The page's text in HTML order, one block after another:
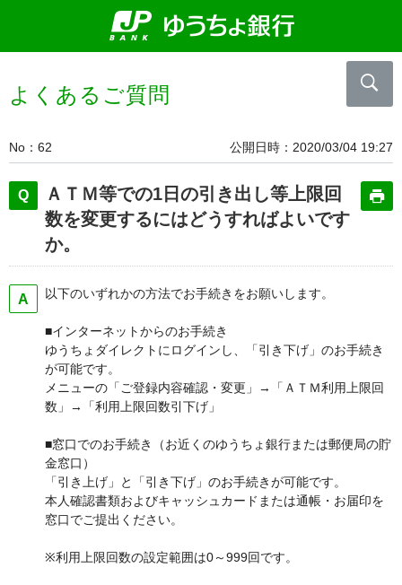
よくあるご質問
No 62 公開日時 2020/03/04 19:27
ＡＴＭ等での1日の引き出し等上限回
数を変更するにはどうすればよいです
か。
以下のいずれかの方法でお手続きをお願いします。
■インターネットからのお手続き
ゆうちょダイレクトにログインし、「引き下げ」のお手続き
が可能です。
メニューの「ご登録内容確認・変更」→「ＡＴＭ利用上限回
数」→「利用上限回数引下げ」
■窓口でのお手続き（お近くのゆうちょ銀行または郵便局の貯
金窓口）
「引き上げ」と「引き下げ」のお手続きが可能です。
本人確認書類およびキャッシュカードまたは通帳・お届印を
窓口でご提出ください。
※利用上限回数の設定範囲は0～999回です。